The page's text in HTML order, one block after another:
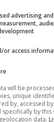
advertising
or access
will be
unique
by, accessed
by
data.